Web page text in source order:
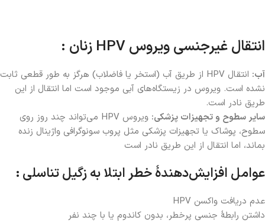
انتقال غیرجنسی ویروس HPV زنان :
آب:
انتقال HPV از طریق آب (استخر یا فاضلاب) هرگز به طور قطعی ثابت
نشده است. ویروس در زیستگاه‌های آبی موجود است اما انتقال از این
طریق نادر است.
سایر سطوح و تجهیزات پزشکی:
ویروس HPV می‌تواند چند روز روی
سطوح، پوشاک یا تجهیزات پزشکی مثل پروب سونوگرافی واژینال زنده
بماند، اما انتقال از این طریق نادر است
عوامل افزایش‌دهندۀ خطر ابتلا به زگیل تناسلی :
عدم دریافت واکسن HPV
داشتن رابطۀ جنسی پرخطر، بدون کاندوم یا با چند نفر